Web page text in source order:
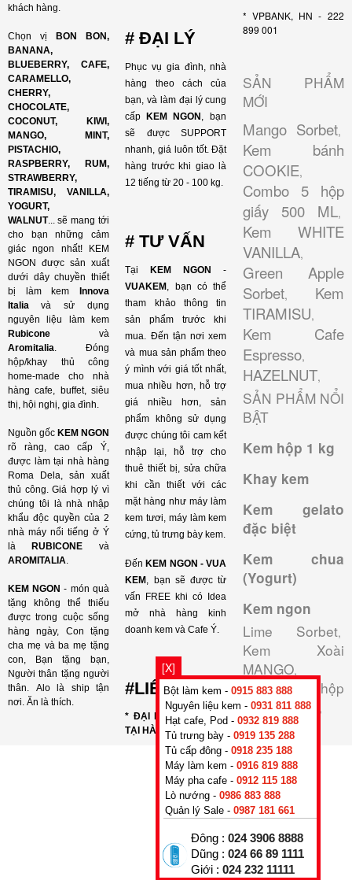
khách hàng.
Chọn vị
BON BON,
BANANA,
BLUEBERRY, CAFE,
CARAMELLO,
CHERRY,
CHOCOLATE,
COCONUT, KIWI,
MANGO, MINT,
PISTACHIO,
RASPBERRY, RUM,
STRAWBERRY,
TIRAMISU, VANILLA,
YOGURT,
WALNUT... sẽ mang tới
cho bạn những cảm
giác ngon nhất! KEM
NGON được sản xuất
dưới dây chuyền thiết
bị làm kem
Innova
Italia và sử dụng
nguyên liệu làm kem
Rubicone và
Aromitalia. Đóng
hộp/khay thủ công
home-made cho nhà
hàng cafe, buffet, siêu
thị, hội nghị, gia đình.
Nguồn gốc KEM NGON
rõ ràng, cao cấp Ý,
được làm tại nhà hàng
Roma Dela, sản xuất
thủ công. Giá hợp lý vì
chúng tôi là nhà nhập
khẩu độc quyền của 2
nhà máy nổi tiếng ở Ý
là
RUBICONE và
AROMITALIA.
KEM NGON - món quà
tặng không thể thiếu
được trong cuộc sống
hàng ngày, Con tặng
cha mẹ và ba mẹ tặng
con, Bạn tặng bạn,
Người thân tặng người
thân. Alo là ship tận
nơi. Ăn là thích.
# ĐẠI LÝ
Phục vụ gia đình, nhà
hàng theo cách của
bạn, và làm đại lý cung
cấp
KEM NGON , bạn
sẽ được SUPPORT
nhanh, giá luôn tốt. Đặt
hàng trước khi giao là
12 tiếng từ 20 - 100 kg.
# TƯ VẤN
Tại KEM NGON
-
VUAKEM , bạn có thể
tham khảo thông tin
sản phẩm trước khi
mua. Đến tận nơi xem
và mua sản phẩm theo
ý mình với giá tốt nhất,
mua nhiều hơn, hỗ trợ
giá nhiều hơn, sản
phẩm không sử dụng
được chúng tôi cam kết
nhập lại, hỗ trợ cho
thuê thiết bị, sửa chữa
khi cần thiết với các
mặt hàng như máy làm
kem tươi, máy làm kem
cứng, tủ trưng bày kem.
Đến KEM NGON - VUA
KEM , bạn sẽ được từ
vấn FREE khi có Idea
mở nhà hàng kinh
doanh kem và Cafe Ý.
#LIÊN HỆ
* ĐẠI LÝ BÁN KEM Ý
TẠI HÀ NỘI
* VPBANK, HN - 222
899 001
SẢN PHẨM
MỚI
Mango Sorbet,
Kem bánh
COOKIE,
Combo 5 hộp
giấy 500 ML,
Kem WHITE
VANILLA,
Green Apple
Sorbet, Kem
TIRAMISU,
Kem Cafe
Espresso,
HAZELNUT,
SẢN PHẨM NỔI
BẬT
Kem hộp 1 kg
Khay kem
Kem gelato
đặc biệt
Kem chua
(Yogurt)
Kem ngon
Lime Sorbet,
Kem Xoài
MANGO,
Combo 3 hộp
giấy 500 ML ,
[X]
Bột làm kem - 0915 883 888
Nguyên liệu kem - 0931 811 888
Hạt cafe, Pod - 0932 819 888
Tủ trưng bày - 0919 135 288
Tủ cấp đông - 0918 235 188
Máy làm kem - 0916 819 888
Máy pha cafe - 0912 115 188
Lò nướng - 0986 883 888
Quản lý Sale - 0987 181 661
Đông : 024 3906 8888
Dũng : 024 66 89 1111
Giới : 024 232 11111